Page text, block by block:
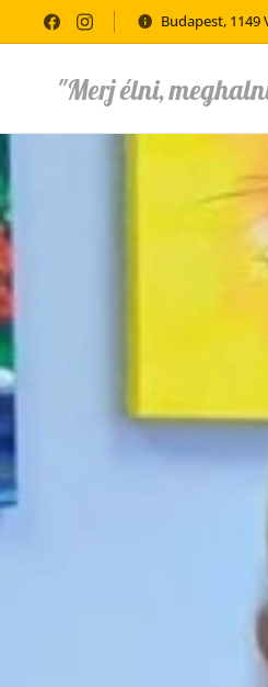
Budapest, 1149
"Merj élni,